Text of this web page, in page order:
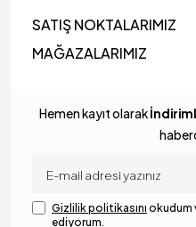
SATIŞ NOKTALARIMIZ
MAĞAZALARIMIZ
Hemen kayıt olarak
Gizlilik politikasını okudum
ediyorum.